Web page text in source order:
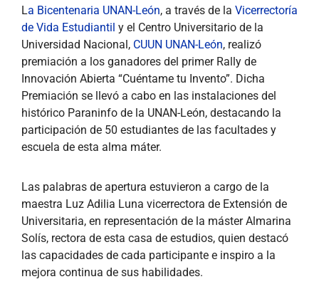
La Bicentenaria UNAN-León, a través de la Vicerrectoría
de Vida Estudiantil y el Centro Universitario de la
Universidad Nacional, CUUN UNAN-León, realizó
premiación a los ganadores del primer Rally de
Innovación Abierta “Cuéntame tu Invento”. Dicha
Premiación se llevó a cabo en las instalaciones del
histórico Paraninfo de la UNAN-León, destacando la
participación de 50 estudiantes de las facultades y
escuela de esta alma máter.
Las palabras de apertura estuvieron a cargo de la
maestra Luz Adilia Luna vicerrectora de Extensión de
Universitaria, en representación de la máster Almarina
Solís, rectora de esta casa de estudios, quien destacó
las capacidades de cada participante e inspiro a la
mejora continua de sus habilidades.